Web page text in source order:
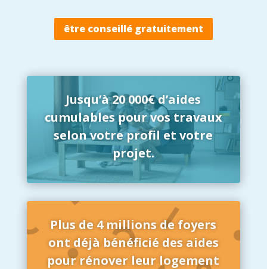
être conseillé gratuitement
Jusqu’à 20 000€ d’aides
cumulables pour vos travaux
selon votre profil et votre
projet.
Plus de 4 millions de foyers
ont déjà bénéficié des aides
pour rénover leur logement